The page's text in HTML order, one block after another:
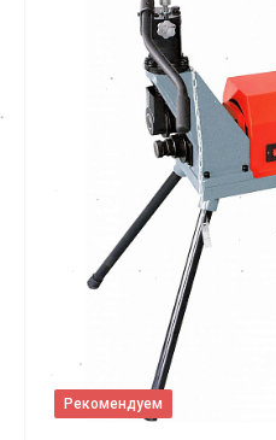
Рекомендуем